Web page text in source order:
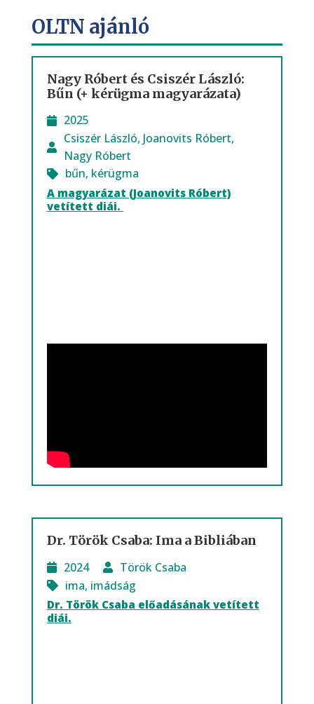
OLTN ajánló
Nagy Róbert és Csiszér László:
Bűn (+ kérügma magyarázata)
2025
Csiszér László, Joanovits Róbert,
Nagy Róbert
bűn, kérügma
A magyarázat (Joanovits Róbert)
vetített diái.
Dr. Török Csaba: Ima a Bibliában
2024
Török Csaba
ima, imádság
Dr. Török Csaba előadásának vetített
diái.